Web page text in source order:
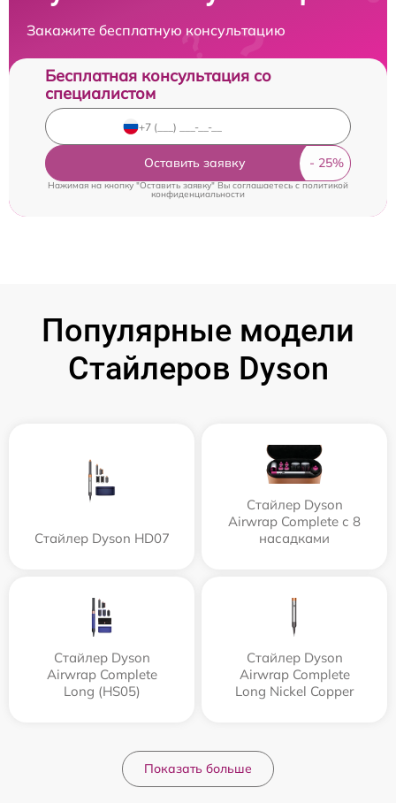
Закажите бесплатную консультацию
Бесплатная консультация со
специалистом
Оставить заявку
Нажимая на кнопку "Оставить заявку" Вы соглашаетесь c политикой
конфиденциальности
Популярные модели
Стайлеров Dyson
Стайлер Dyson HD07
Стайлер Dyson
Airwrap Complete с 8
насадками
Стайлер Dyson
Airwrap Complete
Long (HS05)
Стайлер Dyson
Airwrap Complete
Long Nickel Copper
Показать больше